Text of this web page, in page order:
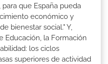
que España pueda
económico y
bienestar social." Y,
Educación, la Formación
los ciclos
superiores de actividad